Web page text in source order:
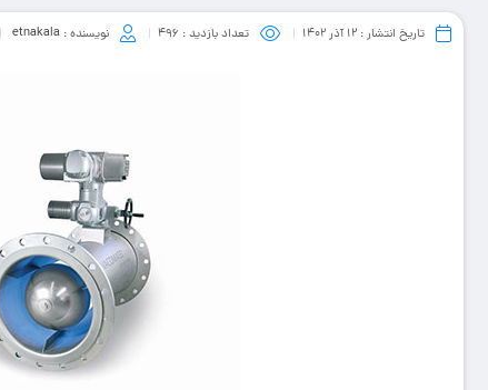
تاریخ انتشار : ۱۲ آذر ۱۴۰۲ تعداد بازدید : 496 نویسنده : etnakala